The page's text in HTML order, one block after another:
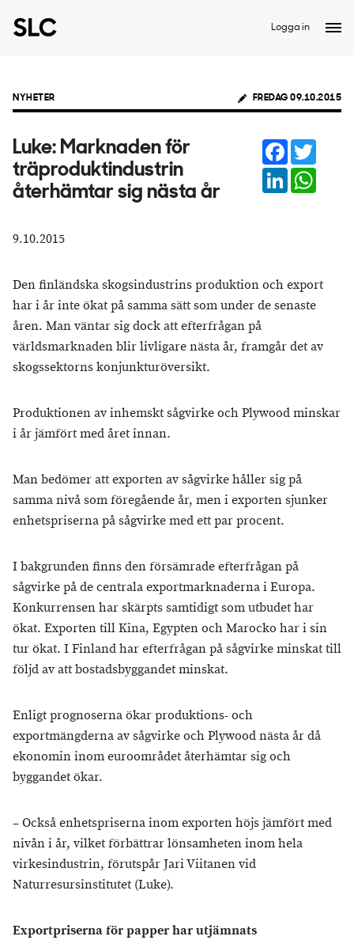
Logga in
NYHETER FREDAG 09.10.2015
Luke: Marknaden för
träproduktindustrin
återhämtar sig nästa år
Facebook
LinkedIn
9.10.2015
Den finländska skogsindustrins produktion och export
har i år inte ökat på samma sätt som under de senaste
åren. Man väntar sig dock att efterfrågan på
världsmarknaden blir livligare nästa år, framgår det av
skogssektorns konjunkturöversikt.
Produktionen av inhemskt sågvirke och Plywood minskar
i år jämfört med året innan.
Man bedömer att exporten av sågvirke håller sig på
samma nivå som föregående år, men i exporten sjunker
enhetspriserna på sågvirke med ett par procent.
I bakgrunden finns den försämrade efterfrågan på
sågvirke på de centrala exportmarknaderna i Europa.
Konkurrensen har skärpts samtidigt som utbudet har
ökat. Exporten till Kina, Egypten och Marocko har i sin
tur ökat. I Finland har efterfrågan på sågvirke minskat till
följd av att bostadsbyggandet minskat.
Enligt prognoserna ökar produktions- och
exportmängderna av sågvirke och Plywood nästa år då
ekonomin inom euroområdet återhämtar sig och
byggandet ökar.
– Också enhetspriserna inom exporten höjs jämfört med
nivån i år, vilket förbättrar lönsamheten inom hela
virkesindustrin, förutspår Jari Viitanen vid
Naturresursinstitutet (Luke).
Exportpriserna för papper har utjämnats